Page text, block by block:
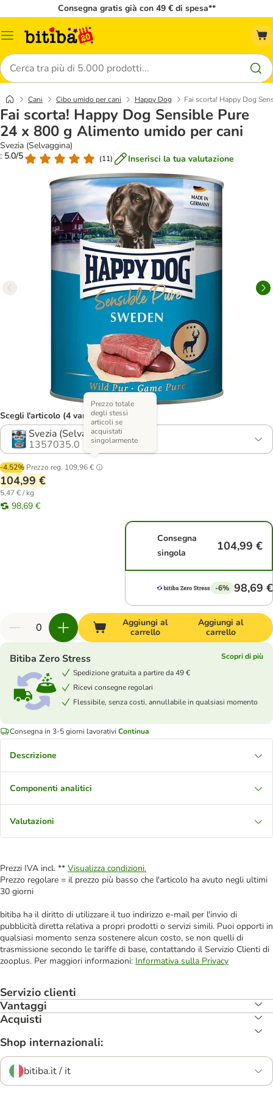
Consegna gratis già con 49 € di spesa**
Overview
Cerca
Cani Cibo umido per cani Happy Dog Fai scorta! Happy Dog
Fai scorta! Happy Dog Sensible Pure
24 x 800 g Alimento umido per cani
Svezia (Selvaggina)
: 5.0/5
(11) Inserisci la tua valutazione
Scegli l'articolo (4 varianti)
Svezia (Selvaggina)
1357035.0
-4.52% Prezzo reg. 109,96 €
Prezzo totale
degli stessi
articoli se
acquistati
singolarmente
104,99 €
5,47 € / kg
98,69 €
Consegna
singola
104,99 €
-6% 98,69 €
Aggiungi al
carrello
Aggiungi al
carrello
Bitiba Zero Stress
Scopri di più
Spedizione gratuita a partire da 49 €
Ricevi consegne regolari
Flessibile, senza costi, annullabile in qualsiasi momento
Consegna in 3-5 giorni lavorativi Continua
Descrizione
Componenti analitici
Valutazioni
Prezzi IVA incl. ** Visualizza condizioni.
Prezzo regolare = il prezzo più basso che l'articolo ha avuto negli ultimi
30 giorni
bitiba ha il diritto di utilizzare il tuo indirizzo e-mail per l'invio di
pubblicità diretta relativa a propri prodotti o servizi simili. Puoi opporti in
qualsiasi momento senza sostenere alcun costo, se non quelli di
trasmissione secondo le tariffe di base, contattando il Servizio Clienti di
zooplus. Per maggiori informazioni: Informativa sulla Privacy
Servizio clienti
Vantaggi
Acquisti
Shop internazionali:
bitiba.it / it